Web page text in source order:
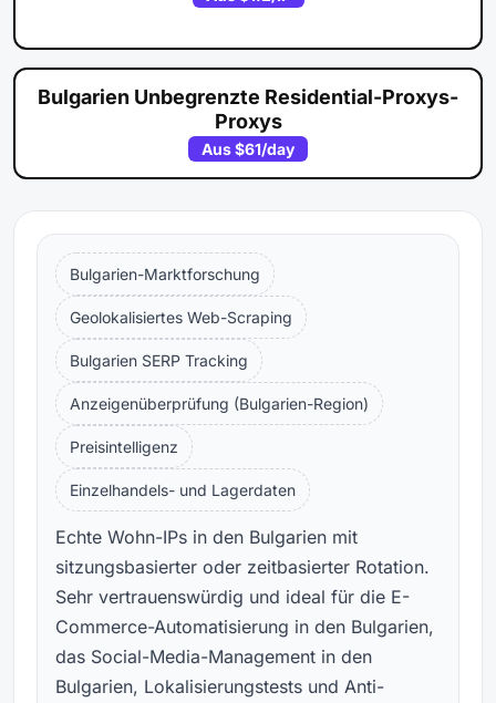
Bulgarien Unbegrenzte Residential-Proxys-
Proxys
Aus$61/day
Bulgarien-Marktforschung
Geolokalisiertes Web-Scraping
Bulgarien SERP Tracking
Anzeigenüberprüfung (Bulgarien-Region)
Preisintelligenz
Einzelhandels- und Lagerdaten
Echte Wohn-IPs in den Bulgarien mit
sitzungsbasierter oder zeitbasierter Rotation.
Sehr vertrauenswürdig und ideal für die E-
Commerce-Automatisierung in den Bulgarien,
das Social-Media-Management in den
Bulgarien, Lokalisierungstests und Anti-